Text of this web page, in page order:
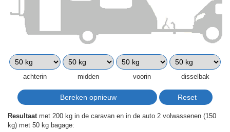
achterin midden voorin disselbak
Resultaat met 200 kg in de caravan en in de auto 2 volwassenen (150
kg) met 50 kg bagage: